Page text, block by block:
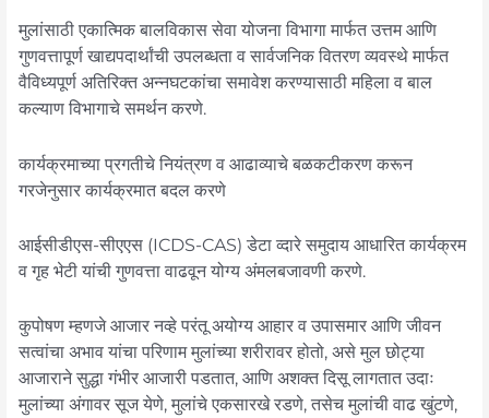
मुलांसाठी एकात्मिक बालविकास सेवा योजना विभागा मार्फत उत्तम आणि
गुणवत्तापूर्ण खाद्यपदार्थांची उपलब्धता व सार्वजनिक वितरण व्यवस्थे मार्फत
वैविध्यपूर्ण अतिरिक्त अन्नघटकांचा समावेश करण्यासाठी महिला व बाल
कल्याण विभागाचे समर्थन करणे.
कार्यक्रमाच्या प्रगतीचे नियंत्रण व आढाव्याचे बळकटीकरण करून
गरजेनुसार कार्यक्रमात बदल करणे
आईसीडीएस-सीएएस (ICDS-CAS) डेटा व्दारे समुदाय आधारित कार्यक्रम
व गृह भेटी यांची गुणवत्ता वाढवून योग्य अंमलबजावणी करणे.
कुपोषण म्हणजे आजार नव्हे परंतू अयोग्य आहार व उपासमार आणि जीवन
सत्वांचा अभाव यांचा परिणाम मुलांच्या शरीरावर होतो, असे मुल छोट्या
आजाराने सुद्धा गंभीर आजारी पडतात, आणि अशक्त दिसू लागतात उदाः
मुलांच्या अंगावर सूज येणे, मुलांचे एकसारखे रडणे, तसेच मुलांची वाढ खुंटणे,